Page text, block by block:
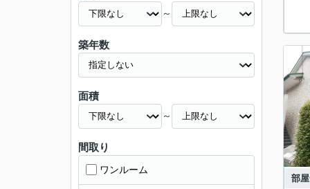
部
～
築年数
面積
～
間取り
ワンルーム